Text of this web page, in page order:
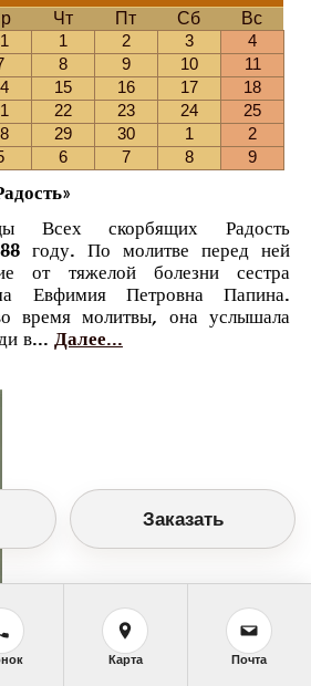
Чт Пт Сб
Вс
1 2 3
4
8 9 10
11
15 16 17
18
22 23 24
25
29 30 1
2
6 7 8 9
Всех скорбящих Радость
году. По молитве перед ней
от тяжелой болезни сестра
Евфимия Петровна Папина.
время молитвы, она услышала
в... Далее...
календарь
(24 Октября по старому
стилю)
>>
Заказать
Карта Почта